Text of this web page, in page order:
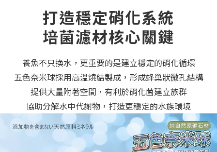
打造穩定硝化系統
培菌濾材核心關鍵
養魚不只換水，更重要的是建立穩定的硝化循環
五色奈米球採用高溫燒結製成，形成蜂巢狀微孔結構
提供大量附著空間，有利於硝化菌建立族群
協助分解水中代謝物，打造更穩定的水族環境